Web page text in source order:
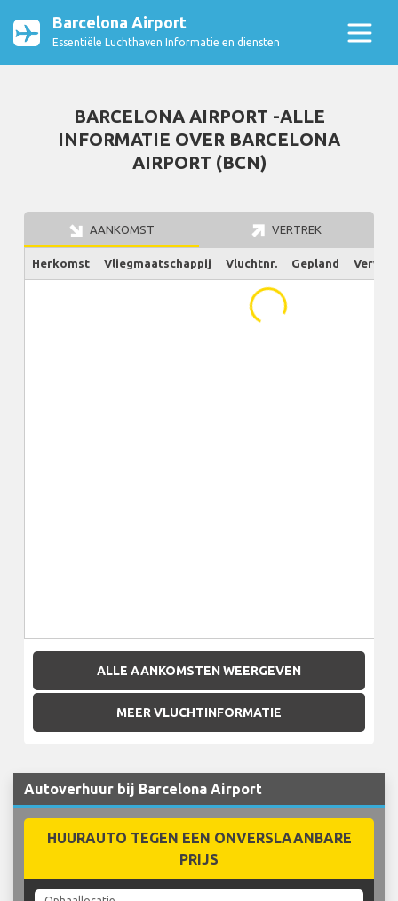
Barcelona Airport
Essentiële Luchthaven Informatie en diensten
BARCELONA AIRPORT -ALLE
INFORMATIE OVER BARCELONA
AIRPORT (BCN)
AANKOMST VERTREK
Herkomst Vliegmaatschappij Vluchtnr. Gepland Verw./
ALLE AANKOMSTEN WEERGEVEN
MEER VLUCHTINFORMATIE
Autoverhuur bij Barcelona Airport
HUURAUTO TEGEN EEN ONVERSLAANBARE
PRIJS